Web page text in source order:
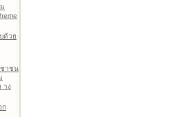
ด้วย
ชาชน
าง
ก